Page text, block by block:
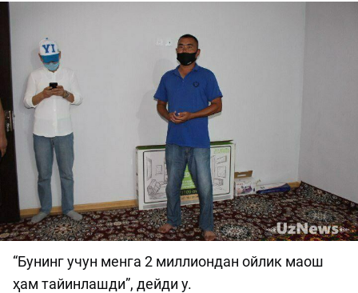
“Бунинг учун менга 2 миллиондан ойлик маош
ҳам тайинлашди”, дейди у.